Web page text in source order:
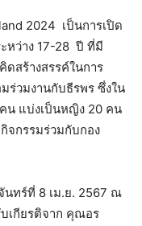
2024 เป็นการเปิด
หว่าง 17-28 ปี ที่มี
ดสร้างสรรค์ในการ
ร่วมงานกับธีรพร ซึ่งใน
น แบ่งเป็นหญิง 20 คน
จกรรมร่วมกับกอง
ทร์ที่ 8 เม.ย. 2567 ณ
เกียรติจาก คุณอร